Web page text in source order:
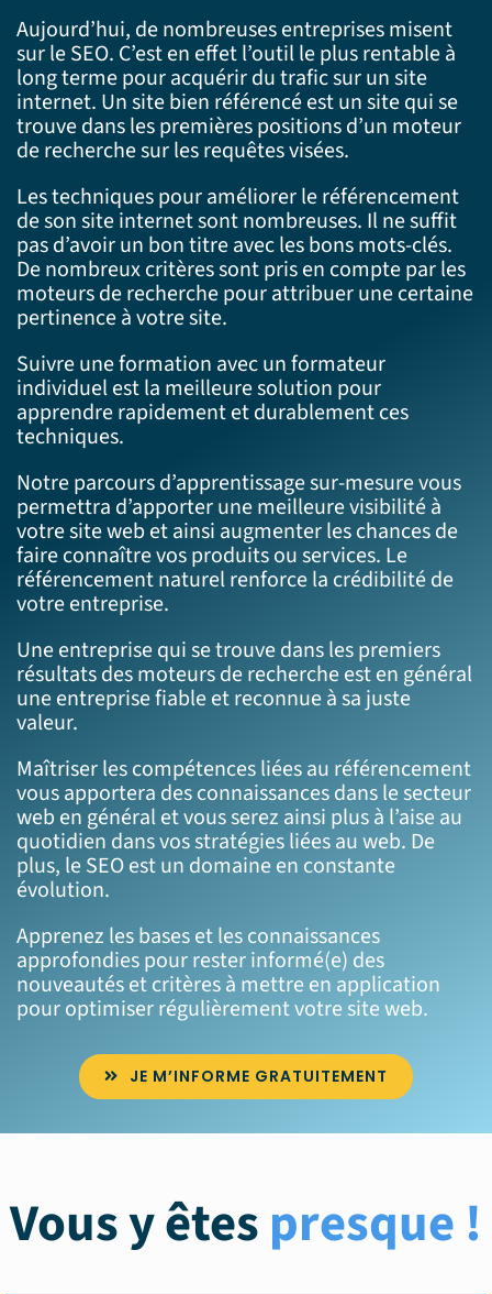
Aujourd’hui, de nombreuses entreprises misent
sur le SEO. C’est en effet l’outil le plus rentable à
long terme pour acquérir du trafic sur un site
internet. Un site bien référencé est un site qui se
trouve dans les premières positions d’un moteur
de recherche sur les requêtes visées.
Les techniques pour améliorer le référencement
de son site internet sont nombreuses. Il ne suffit
pas d’avoir un bon titre avec les bons mots-clés.
De nombreux critères sont pris en compte par les
moteurs de recherche pour attribuer une certaine
pertinence à votre site.
Suivre une formation avec un formateur
individuel est la meilleure solution pour
apprendre rapidement et durablement ces
techniques.
Notre parcours d’apprentissage sur-mesure vous
permettra d’apporter une meilleure visibilité à
votre site web et ainsi augmenter les chances de
faire connaître vos produits ou services. Le
référencement naturel renforce la crédibilité de
votre entreprise.
Une entreprise qui se trouve dans les premiers
résultats des moteurs de recherche est en général
une entreprise fiable et reconnue à sa juste
valeur.
Maîtriser les compétences liées au référencement
vous apportera des connaissances dans le secteur
web en général et vous serez ainsi plus à l’aise au
quotidien dans vos stratégies liées au web. De
plus, le SEO est un domaine en constante
évolution.
Apprenez les bases et les connaissances
approfondies pour rester informé(e) des
nouveautés et critères à mettre en application
pour optimiser régulièrement votre site web.
JE M’INFORME GRATUITEMENT
Vous y êtespresque !